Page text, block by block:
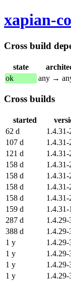
xapian-
Cross build
state
ok
any →
Cross builds
started
62 d
1.4.31-
107 d
1.4.31-
121 d
1.4.31-
158 d
1.4.31-
158 d
1.4.31-
158 d
1.4.31-
158 d
1.4.31-
159 d
1.4.31-1
287 d
1.4.29-
388 d
1.4.29-
1 y
1.4.29-
1 y
1.4.29-
1 y
1.4.29-
1 y
1.4.29-